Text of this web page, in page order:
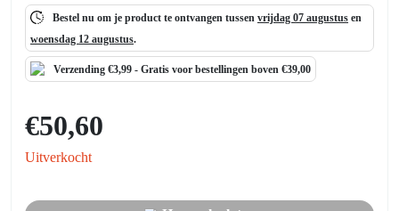
Bestel nu om je product te ontvangen tussen vrijdag 07 augustus en
woensdag 12 augustus.
Verzending €3,99 - Gratis voor bestellingen boven €39,00
€50,60
Uitverkocht